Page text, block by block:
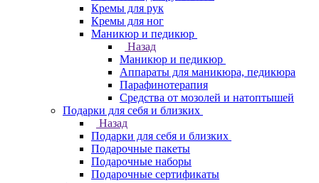
Кремы для рук
Кремы для ног
Маникюр и педикюр
Назад
Маникюр и педикюр
Аппараты для маникюра, педикюра
Парафинотерапия
Средства от мозолей и натоптышей
Подарки для себя и близких
Назад
Подарки для себя и близких
Подарочные пакеты
Подарочные наборы
Подарочные сертификаты